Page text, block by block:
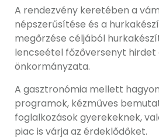
A rendezvény keretében a
népszerűsítése és a
megőrzése céljából
lencseétel főzőversenyt hirdet
önkormányzata.
A gasztronómia mellett
programok, kézműves
foglalkozások gyerekeknek,
piac is várja az érdeklődőket.